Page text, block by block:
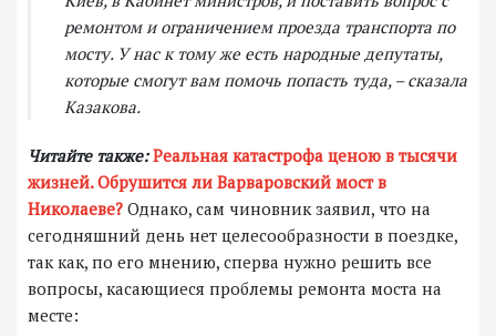
ремонтом и ограничением проезда транспорта по
мосту. У нас к тому же есть народные депутаты,
которые смогут вам помочь попасть туда, – сказала
Казакова.
Читайте также: Реальная катастрофа ценою в тысячи
жизней. Обрушится ли Варваровский мост в
Николаеве? Однако, сам чиновник заявил, что на
сегодняшний день нет целесообразности в поездке,
так как, по его мнению, сперва нужно решить все
вопросы, касающиеся проблемы ремонта моста на
месте: